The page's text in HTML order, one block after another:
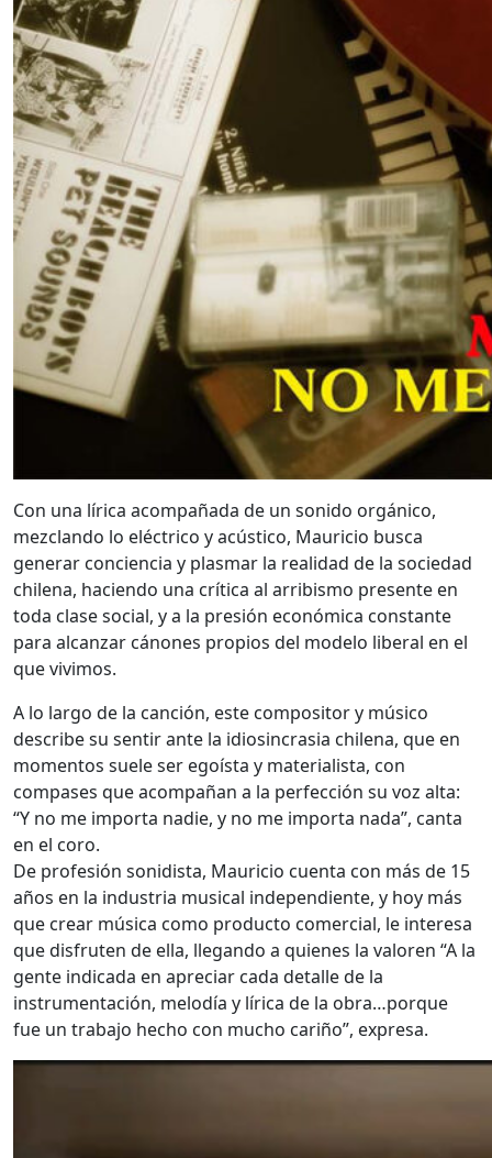
Con una lírica acompañada de un sonido orgánico,
mezclando lo eléctrico y acústico, Mauricio busca
generar conciencia y plasmar la realidad de la sociedad
chilena, haciendo una crítica al arribismo presente en
toda clase social, y a la presión económica constante
para alcanzar cánones propios del modelo liberal en el
que vivimos.
A lo largo de la canción, este compositor y músico
describe su sentir ante la idiosincrasia chilena, que en
momentos suele ser egoísta y materialista, con
compases que acompañan a la perfección su voz alta:
“Y no me importa nadie, y no me importa nada”, canta
en el coro.
De profesión sonidista, Mauricio cuenta con más de 15
años en la industria musical independiente, y hoy más
que crear música como producto comercial, le interesa
que disfruten de ella, llegando a quienes la valoren “A la
gente indicada en apreciar cada detalle de la
instrumentación, melodía y lírica de la obra…porque
fue un trabajo hecho con mucho cariño”, expresa.